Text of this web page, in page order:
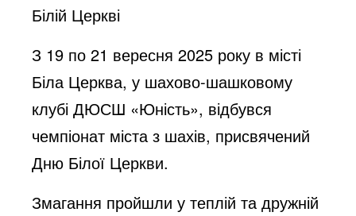
Білій Церкві
З 19 по 21 вересня 2025 року в місті
Біла Церква, у шахово-шашковому
клубі ДЮСШ «Юність», відбувся
чемпіонат міста з шахів, присвячений
Дню Білої Церкви.
Змагання пройшли у теплій та дружній